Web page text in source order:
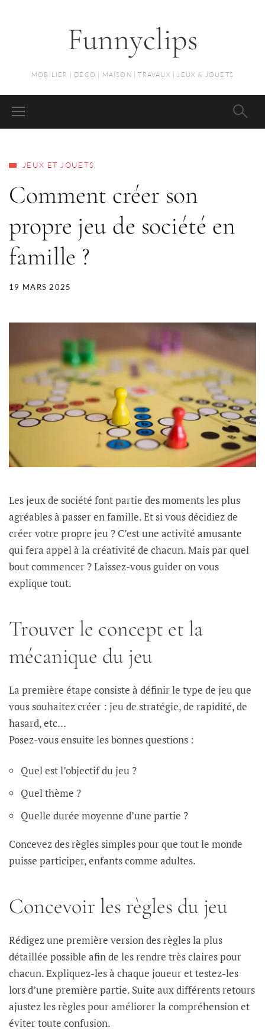
Funnyclips
MOBILIER | DÉCO | MAISON | TRAVAUX | JEUX & JOUETS
JEUX ET JOUETS
Comment créer son
propre jeu de société en
famille ?
19 MARS 2025
Les jeux de société font partie des moments les plus
agréables à passer en famille. Et si vous décidiez de
créer votre propre jeu ? C’est une activité amusante
qui fera appel à la créativité de chacun. Mais par quel
bout commencer ? Laissez-vous guider on vous
explique tout.
Trouver le concept et la
mécanique du jeu
La première étape consiste à définir le type de jeu que
vous souhaitez créer : jeu de stratégie, de rapidité, de
hasard, etc…
Posez-vous ensuite les bonnes questions :
Quel est l’objectif du jeu ?
Quel thème ?
Quelle durée moyenne d’une partie ?
Concevez des règles simples pour que tout le monde
puisse participer, enfants comme adultes.
Concevoir les règles du jeu
Rédigez une première version des règles la plus
détaillée possible afin de les rendre très claires pour
chacun. Expliquez-les à chaque joueur et testez-les
lors d’une première partie. Suite aux différents retours
ajustez les règles pour améliorer la compréhension et
éviter toute confusion.